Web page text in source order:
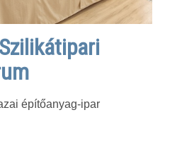
építőanyag-ipar